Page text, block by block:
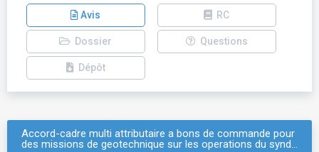
Avis RC
Dossier Questions
Dépôt
Accord-cadre multi attributaire a bons de commande pour
des missions de geotechnique sur les operations du synd…